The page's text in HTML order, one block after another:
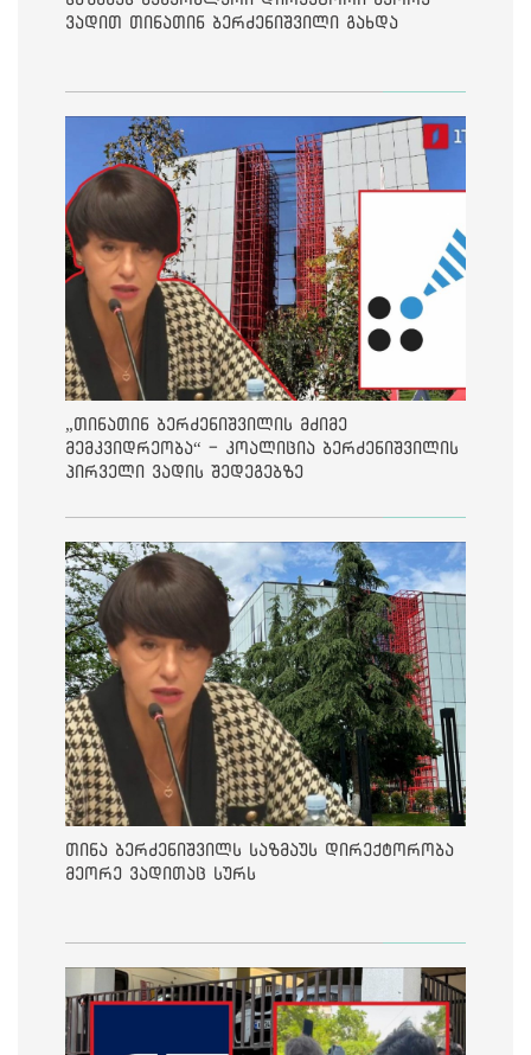
ვადით თინათინ ბერძენიშვილი გახდა
„თინათინ ბერძენიშვილის მძიმე
მემკვიდრეობა“ - კოალიცია ბერძენიშვილის
პირველი ვადის შედეგებზე
თინა ბერძენიშვილს საზმაუს დირექტორობა
მეორე ვადითაც სურს